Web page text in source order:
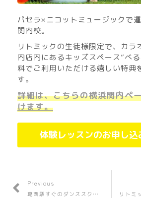
パセラ×ニコットミュージックで
関内校。
リトミックの生徒様限定で、カラ
内店内にあるキッズスペース”べ
料でご利用いただける嬉しい特典
す。
詳細は、こちらの横浜関内ペ
けます。
体験レッスンのお申し込
Previous
葛西駅すぐのダンススクール 幼児から小学生